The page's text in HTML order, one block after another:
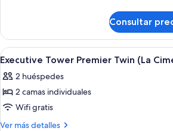
Double
(La
Cime
Access)
Tower
Premier
Double
Cime
Access)
Consultar
Abrir
todas
las
fotos
de
Executive
5
Executive Tower Premier Twin (La
2 huéspedes
2 camas individuales
Wifi gratis
Ver más detalles
Más